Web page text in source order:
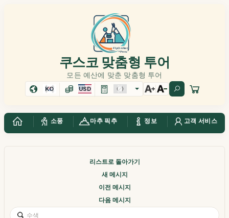
쿠스코 맞춤형 투어
모든 예산에 맞춘 맞춤형 투어
KO USD
소풍 마추 픽추 정보 고객 서비스
리스트로 돌아가기
새 메시지
이전 메시지
다음 메시지